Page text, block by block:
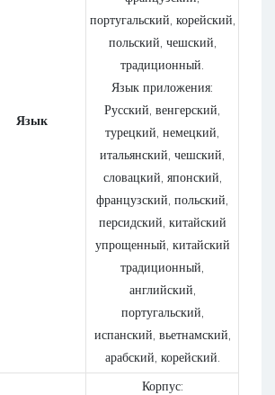
Язык
португальский, корейский,
польский, чешский,
традиционный.
Язык приложения:
Русский, венгерский,
турецкий, немецкий,
итальянский, чешский,
словацкий, японский,
французский, польский,
персидский, китайский
упрощенный, китайский
традиционный,
английский,
португальский,
испанский, вьетнамский,
арабский, корейский.
Корпус: